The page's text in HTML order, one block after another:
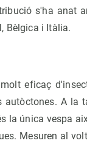
s'ha anat
Bèlgica i Itàlia.
eficaç
autòctones. A la
la única vespa
Mesuren al